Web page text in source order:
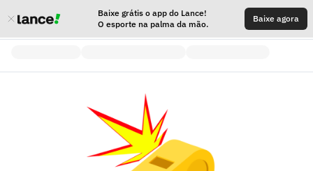
Baixe grátis o app do Lance!
O esporte na palma da mão.
Baixe agora